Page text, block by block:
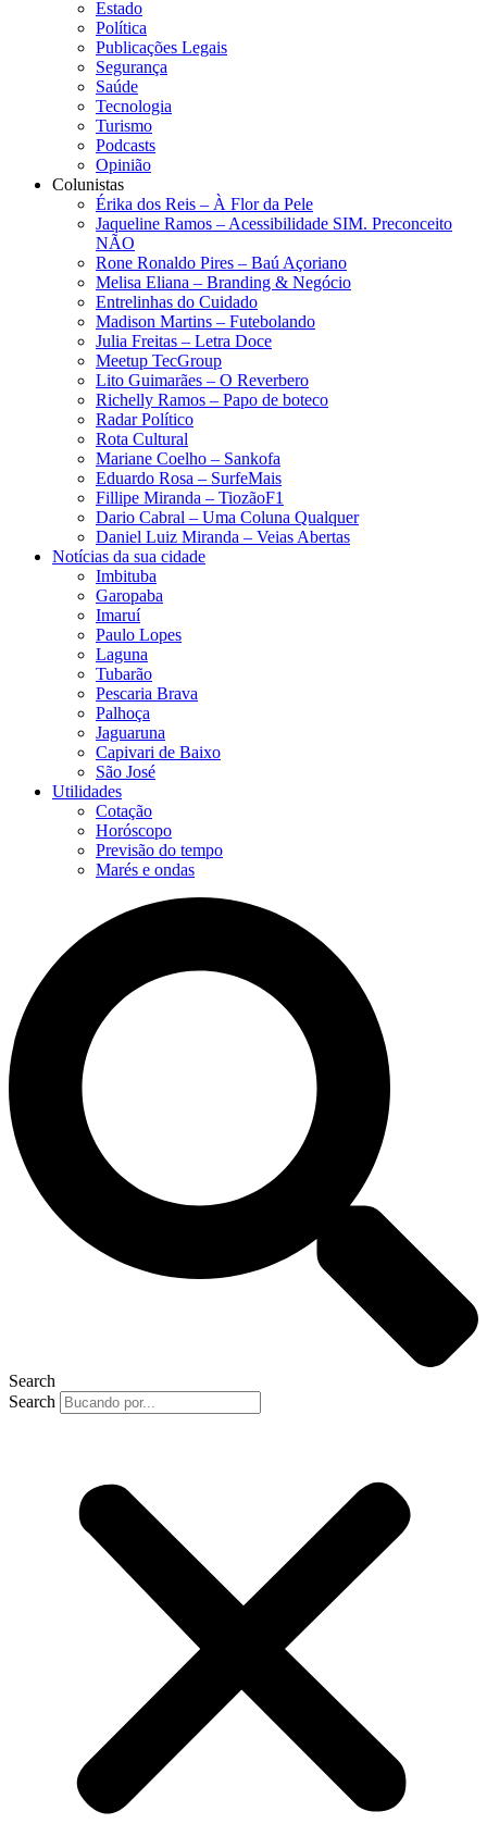
Estado
Política
Publicações Legais
Segurança
Saúde
Tecnologia
Turismo
Podcasts
Opinião
Colunistas
Érika dos Reis​ – À Flor da Pele
Jaqueline Ramos – Acessibilidade SIM. Preconceito
NÃO
Rone Ronaldo Pires – Baú Açoriano
Melisa Eliana – Branding & Negócio
Entrelinhas do Cuidado
Madison Martins – Futebolando
Julia Freitas​ – Letra Doce
Meetup TecGroup
Lito Guimarães – O Reverbero
Richelly Ramos​ – Papo de boteco
Radar Político
Rota Cultural
Mariane Coelho – Sankofa
Eduardo Rosa​ – SurfeMais
Fillipe Miranda – TiozãoF1
Dario Cabral – Uma Coluna Qualquer
Daniel Luiz Miranda – Veias Abertas
Notícias da sua cidade
Imbituba
Garopaba
Imaruí
Paulo Lopes
Laguna
Tubarão
Pescaria Brava
Palhoça
Jaguaruna
Capivari de Baixo
São José
Utilidades
Cotação
Horóscopo
Previsão do tempo
Marés e ondas
Search
Search